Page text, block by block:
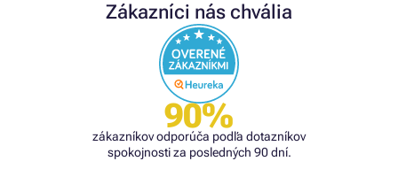
Zákazníci nás chvália
90%
zákazníkov odporúča podľa dotazníkov
spokojnosti za posledných 90 dní.